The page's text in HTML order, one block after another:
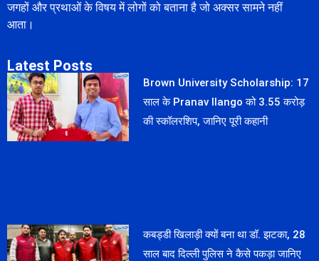
जगहों और प्रथाओं के विषय में लोगों को बताना है जो अक्सर सामने नहीं
आता।
Latest Posts
Brown University Scholarship: 17
साल के Pranav Ilango को 3.55 करोड़
की स्कॉलरशिप, जानिए पूरी कहानी
कबड्डी खिलाड़ी क्यों बना था डॉ. झटका, 28
साल बाद दिल्ली पुलिस ने कैसे पकड़ा जानिए